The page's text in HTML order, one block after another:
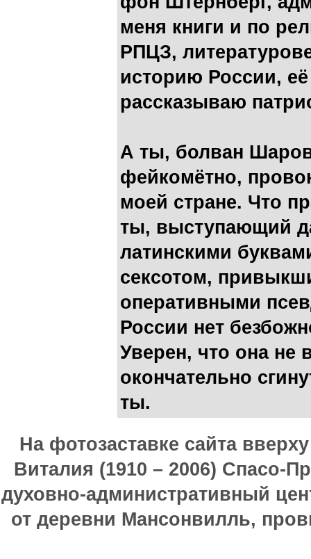
меня книги и по
РПЦЗ,
историю России,
рассказываю
А ты, болван
фейкомётно,
моей стране. Что
ты, выступающий
латинскими
сексотом,
оперативными
России нет
Уверен, что она не
окончательно
ты.
На фотозаставке сайта
Виталия (1910 – 2006) Спасо-
духовно-административный
от деревни Мансонвилль,